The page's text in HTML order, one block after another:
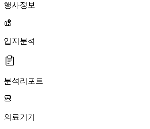
행사정보
입지분석
분석리포트
의료기기